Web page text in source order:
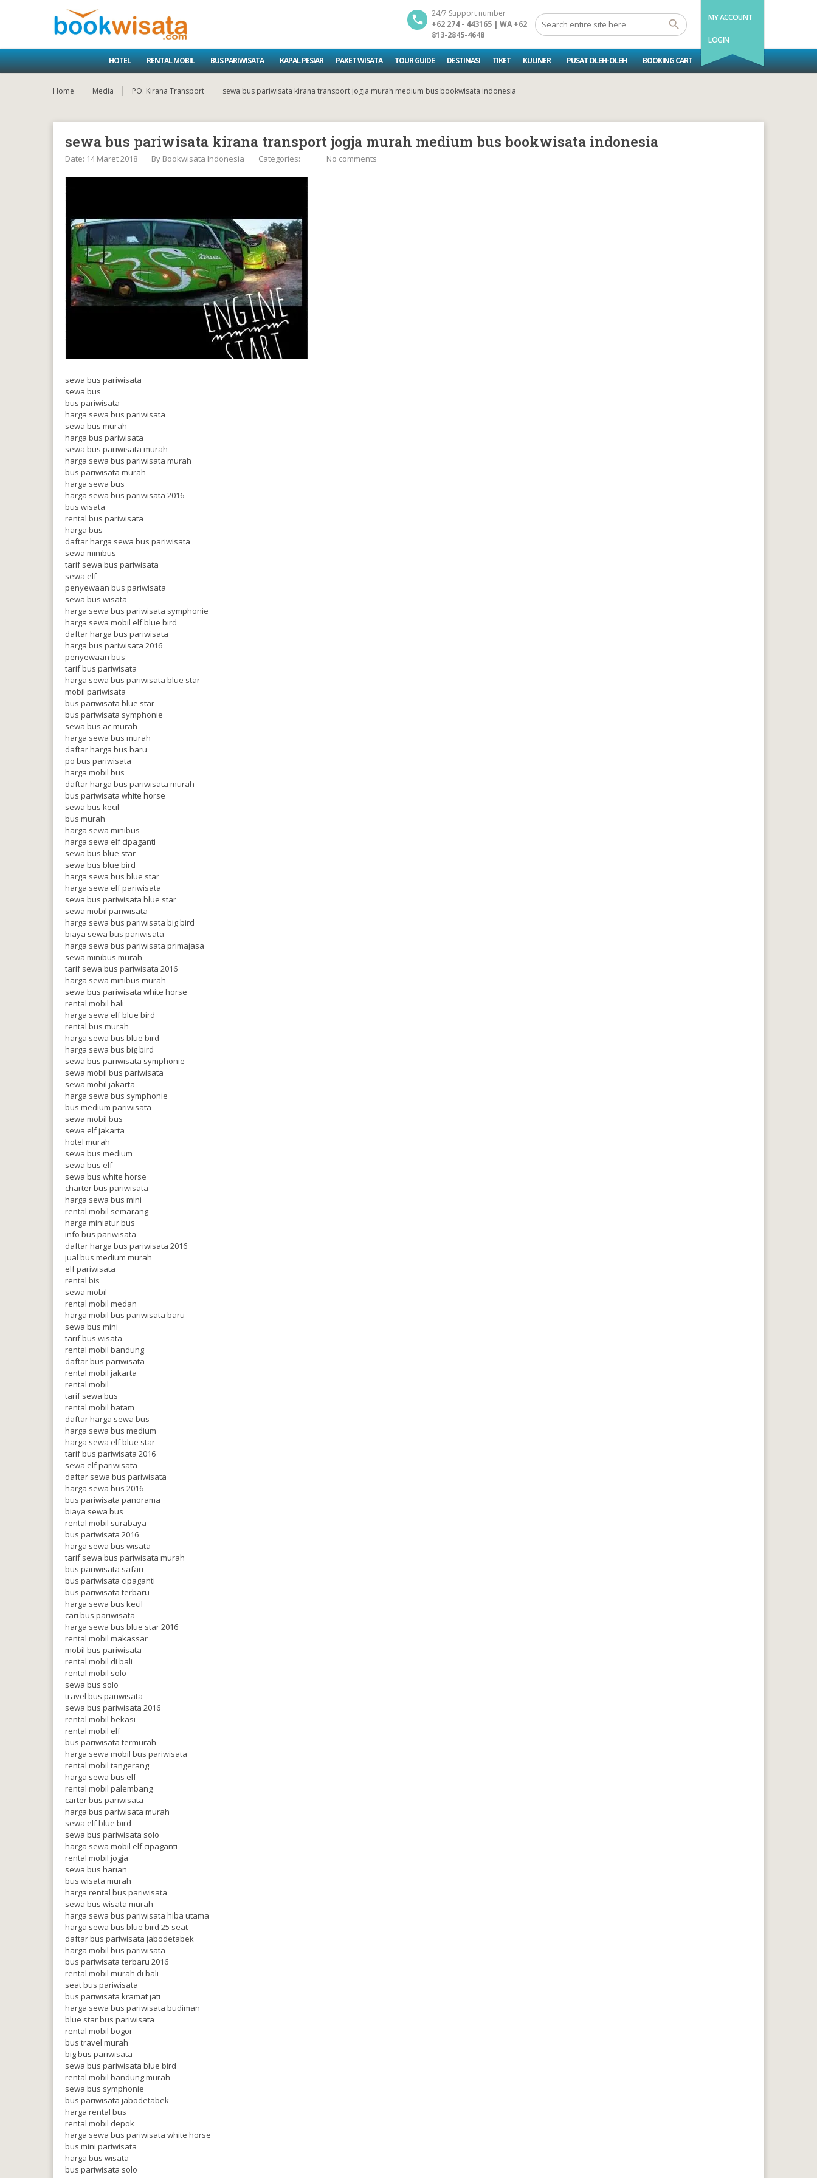
MY ACCOUNT
LOGIN
24/7 Support number
+62 274 - 443165 | WA +62
813-2845-4648
HOTEL RENTAL MOBIL BUS PARIWISATA KAPAL PESIAR PAKET WISATA TOUR GUIDE DESTINASI TIKET KULINER PUSAT OLEH-OLEH BOOKING CART
Home Media PO. Kirana Transport sewa bus pariwisata kirana transport jogja murah medium bus bookwisata indonesia
sewa bus pariwisata kirana transport jogja murah medium bus bookwisata indonesia
Date: 14 Maret 2018 By Bookwisata Indonesia Categories: No comments
sewa bus pariwisata
sewa bus
bus pariwisata
harga sewa bus pariwisata
sewa bus murah
harga bus pariwisata
sewa bus pariwisata murah
harga sewa bus pariwisata murah
bus pariwisata murah
harga sewa bus
harga sewa bus pariwisata 2016
bus wisata
rental bus pariwisata
harga bus
daftar harga sewa bus pariwisata
sewa minibus
tarif sewa bus pariwisata
sewa elf
penyewaan bus pariwisata
sewa bus wisata
harga sewa bus pariwisata symphonie
harga sewa mobil elf blue bird
daftar harga bus pariwisata
harga bus pariwisata 2016
penyewaan bus
tarif bus pariwisata
harga sewa bus pariwisata blue star
mobil pariwisata
bus pariwisata blue star
bus pariwisata symphonie
sewa bus ac murah
harga sewa bus murah
daftar harga bus baru
po bus pariwisata
harga mobil bus
daftar harga bus pariwisata murah
bus pariwisata white horse
sewa bus kecil
bus murah
harga sewa minibus
harga sewa elf cipaganti
sewa bus blue star
sewa bus blue bird
harga sewa bus blue star
harga sewa elf pariwisata
sewa bus pariwisata blue star
sewa mobil pariwisata
harga sewa bus pariwisata big bird
biaya sewa bus pariwisata
harga sewa bus pariwisata primajasa
sewa minibus murah
tarif sewa bus pariwisata 2016
harga sewa minibus murah
sewa bus pariwisata white horse
rental mobil bali
harga sewa elf blue bird
rental bus murah
harga sewa bus blue bird
harga sewa bus big bird
sewa bus pariwisata symphonie
sewa mobil bus pariwisata
sewa mobil jakarta
harga sewa bus symphonie
bus medium pariwisata
sewa mobil bus
sewa elf jakarta
hotel murah
sewa bus medium
sewa bus elf
sewa bus white horse
charter bus pariwisata
harga sewa bus mini
rental mobil semarang
harga miniatur bus
info bus pariwisata
daftar harga bus pariwisata 2016
jual bus medium murah
elf pariwisata
rental bis
sewa mobil
rental mobil medan
harga mobil bus pariwisata baru
sewa bus mini
tarif bus wisata
rental mobil bandung
daftar bus pariwisata
rental mobil jakarta
rental mobil
tarif sewa bus
rental mobil batam
daftar harga sewa bus
harga sewa bus medium
harga sewa elf blue star
tarif bus pariwisata 2016
sewa elf pariwisata
daftar sewa bus pariwisata
harga sewa bus 2016
bus pariwisata panorama
biaya sewa bus
rental mobil surabaya
bus pariwisata 2016
harga sewa bus wisata
tarif sewa bus pariwisata murah
bus pariwisata safari
bus pariwisata cipaganti
bus pariwisata terbaru
harga sewa bus kecil
cari bus pariwisata
harga sewa bus blue star 2016
rental mobil makassar
mobil bus pariwisata
rental mobil di bali
rental mobil solo
sewa bus solo
travel bus pariwisata
sewa bus pariwisata 2016
rental mobil bekasi
rental mobil elf
bus pariwisata termurah
harga sewa mobil bus pariwisata
rental mobil tangerang
harga sewa bus elf
rental mobil palembang
carter bus pariwisata
harga bus pariwisata murah
sewa elf blue bird
sewa bus pariwisata solo
harga sewa mobil elf cipaganti
rental mobil jogja
sewa bus harian
bus wisata murah
harga rental bus pariwisata
sewa bus wisata murah
harga sewa bus pariwisata hiba utama
harga sewa bus blue bird 25 seat
daftar bus pariwisata jabodetabek
harga mobil bus pariwisata
bus pariwisata terbaru 2016
rental mobil murah di bali
seat bus pariwisata
bus pariwisata kramat jati
harga sewa bus pariwisata budiman
blue star bus pariwisata
rental mobil bogor
bus travel murah
big bus pariwisata
sewa bus pariwisata blue bird
rental mobil bandung murah
sewa bus symphonie
bus pariwisata jabodetabek
harga rental bus
rental mobil depok
harga sewa bus pariwisata white horse
bus mini pariwisata
harga bus wisata
bus pariwisata solo